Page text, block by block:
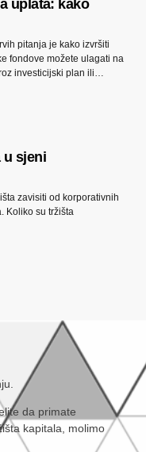
uplata: kako
pitanja je kako izvršiti
fondove možete ulagati na
investicijski plan ili
cilja, raspoložive sume i
u sjeni
zavisiti od korporativnih
Koliko su tržišta
da primate
kapitala, molimo